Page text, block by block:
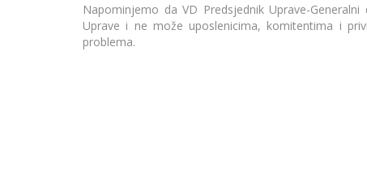
Napominjemo da VD Predsjednik Uprave-
Uprave i ne može uposlenicima, komitentima i
problema.